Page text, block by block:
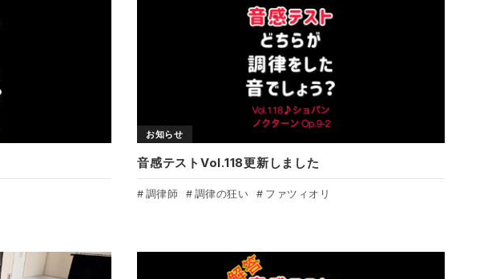
お知らせ
音感テストVol.118更新しました
調律師 調律の狂い ファツィオリ